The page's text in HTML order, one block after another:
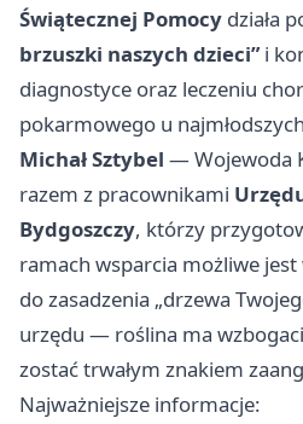
Świątecznej Pomocy działa
brzuszki naszych dzieci”i
diagnostyce oraz leczeniu
pokarmowego u
Michał Sztybel — Wojewoda
razem z pracownikami
Bydgoszczy, którzy
ramach wsparcia możliwe
do zasadzenia „drzewa
urzędu — roślina ma
zostać trwałym znakiem
Najważniejsze informacje: